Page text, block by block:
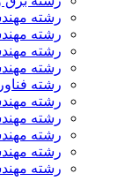
رشته
رشته
رشته
رشته
رشته
رشته
رشته
رشته
رشته
رشته